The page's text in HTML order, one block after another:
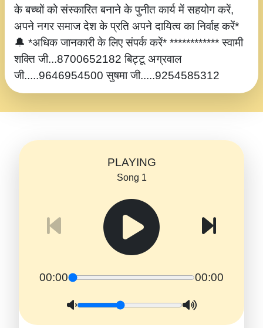
के बच्चों को संस्कारित बनाने के पुनीत कार्य में सहयोग करें,
अपने नगर समाज देश के प्रति अपने दायित्व का निर्वाह करें*
🔔 *अधिक जानकारी के लिए संपर्क करें* ************ स्वामी
शक्ति जी...8700652182 बिट्टू अग्रवाल
जी.....9646954500 सुषमा जी.....9254585312
PLAYING
Song 1
00:00 00:00